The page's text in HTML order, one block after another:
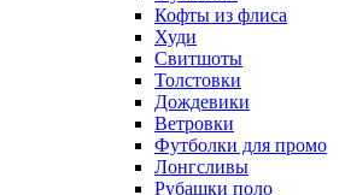
Кофты из флиса
Худи
Свитшоты
Толстовки
Дождевики
Ветровки
Футболки для промо
Лонгсливы
Рубашки поло